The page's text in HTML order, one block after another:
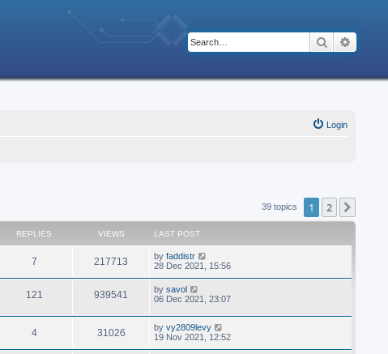
Search
Login
39 topics 1 2
REPLIES VIEWS LAST POST
7 217713 by faddistr
28 Dec 2021, 15:56
121 939541 by savol
06 Dec 2021, 23:07
4 31026 by vy2809levy
19 Nov 2021, 12:52